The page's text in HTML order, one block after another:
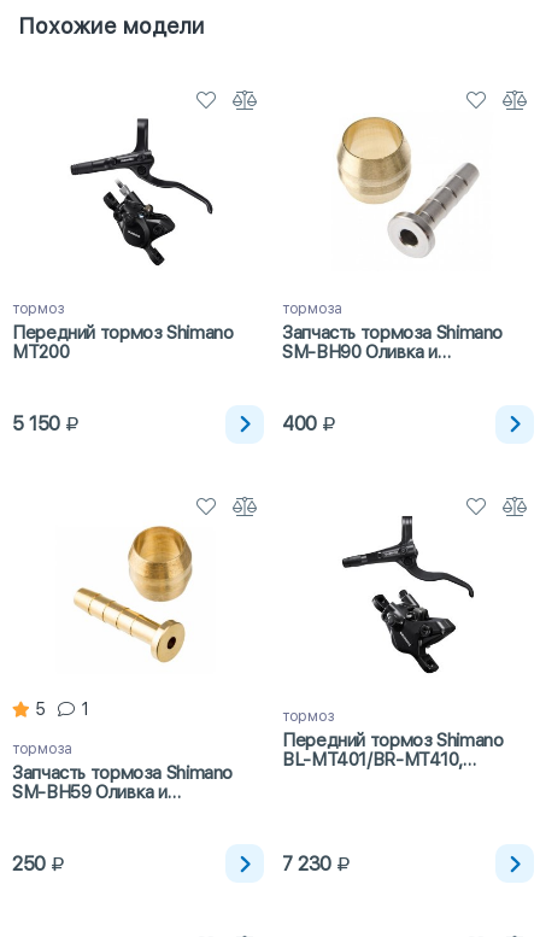
Похожие модели
тормоз
Передний тормоз Shimano
MT200
5 150
тормоза
Запчасть тормоза Shimano
SM-BH90 Оливка и
400
5 1
тормоза
Запчасть тормоза Shimano
SM-BH59 Оливка и
250
тормоз
Передний тормоз Shimano
BL-MT401/BR-MT410,
7 230